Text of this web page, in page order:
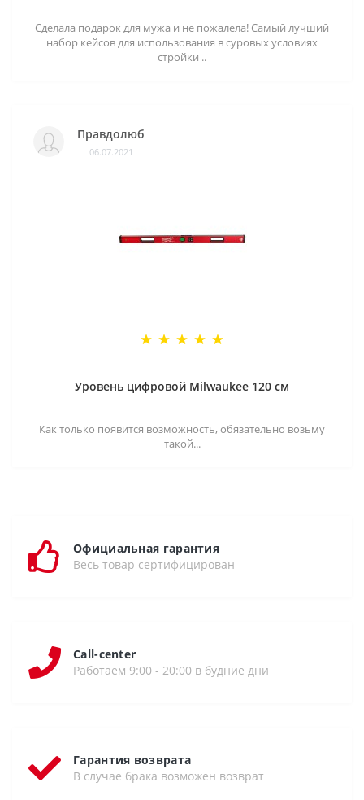
Сделала подарок для мужа и не пожалела! Самый лучший
набор кейсов для использования в суровых условиях
стройки ..
Правдолюб
06.07.2021
Уровень цифровой Milwaukee 120 см
Как только появится возможность, обязательно возьму
такой...
Официальная гарантия
Весь товар сертифицирован
Call-center
Работаем 9:00 - 20:00 в будние дни
Гарантия возврата
В случае брака возможен возврат